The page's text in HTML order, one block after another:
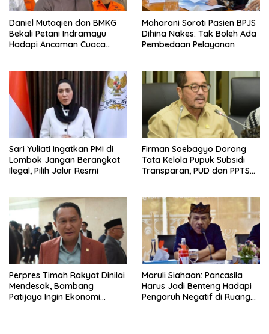
Daniel Mutaqien dan BMKG
Bekali Petani Indramayu
Hadapi Ancaman Cuaca
Maharani Soroti Pasien BPJS
Dihina Nakes: Tak Boleh Ada
Pembedaan Pelayanan
Sari Yuliati Ingatkan PMI di
Lombok Jangan Berangkat
Ilegal, Pilih Jalur Resmi
Firman Soebagyo Dorong
Tata Kelola Pupuk Subsidi
Transparan, PUD dan PPTS
Perpres Timah Rakyat Dinilai
Mendesak, Bambang
Patijaya Ingin Ekonomi
Maruli Siahaan: Pancasila
Harus Jadi Benteng Hadapi
Pengaruh Negatif di Ruang